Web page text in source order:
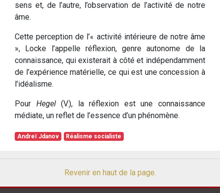
sens et, de l’autre, l’observation de l’activité de notre
âme.
Cette perception de l’« activité intérieure de notre âme
», Locke l’appelle réflexion, genre autonome de la
connaissance, qui existerait à côté et indépendamment
de l’expérience matérielle, ce qui est une concession à
l’idéalisme.
Pour Hegel(V.), la réflexion est une connaissance
médiate, un reflet de l’essence d’un phénomène.
Andreï Jdanov Réalisme socialiste
Revenir en haut de la page.